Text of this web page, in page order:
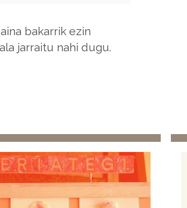
bakarrik ezin
jarraitu nahi dugu.